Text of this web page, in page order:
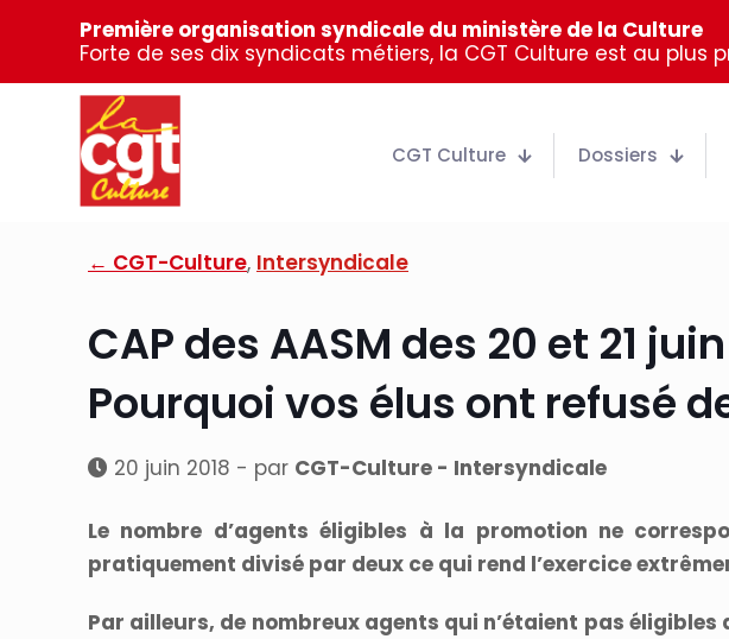
Première organisation syndicale du ministère de la Culture
Forte de ses dix syndicats métiers, la CGT Culture est au plus
CGT Culture Dossiers
← CGT-Culture, Intersyndicale
CAP des AASM des 20 et 21
Pourquoi vos élus ont refusé
20 juin 2018 - par CGT-Culture - Intersyndicale
Le nombre d’agents éligibles à la promotion ne
pratiquement divisé par deux ce qui rend l’exercice
Par ailleurs, de nombreux agents qui n’étaient pas éligibles